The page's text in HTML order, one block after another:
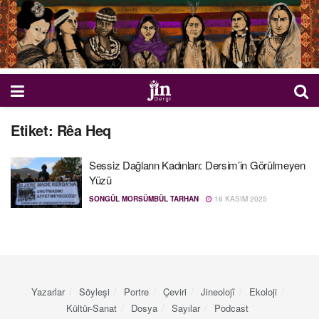
Etiket: Rêa Heq
Sessiz Dağların Kadınları: Dersim’in Görülmeyen
Yüzü
SONGÜL MORSÜMBÜL TARHAN 16 KASIM 2025
Yazarlar Söyleşi Portre Çeviri Jineolojî
Ekoloji
Kültür-Sanat
Dosya Sayılar Podcast